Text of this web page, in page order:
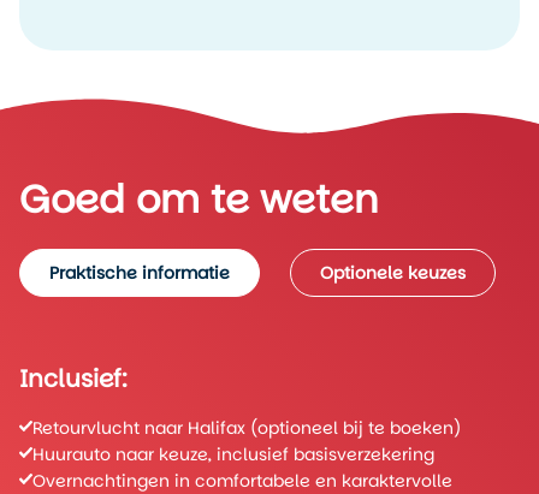
Goed om te weten
Praktische informatie Optionele keuzes
Inclusief:
Retourvlucht naar Halifax (optioneel bij te boeken)
Huurauto naar keuze, inclusief basisverzekering
Overnachtingen in comfortabele en karaktervolle